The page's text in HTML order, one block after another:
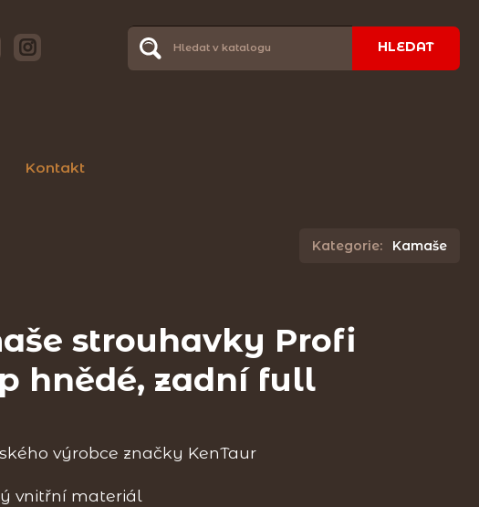
HLEDAT
Kontakt
Kategorie: Kamaše
strouhavky Profi
hnědé, zadní full
výrobce značky KenTaur
vnitřní materiál